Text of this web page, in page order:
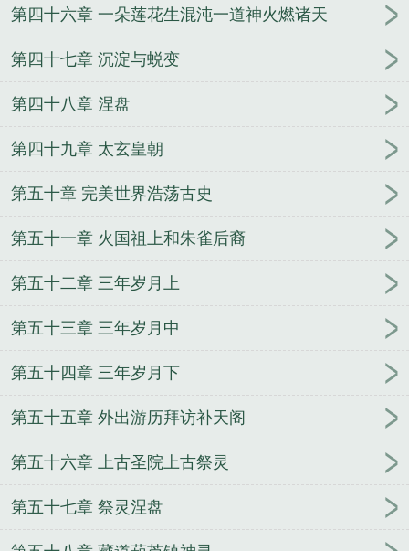
第四十六章 一朵莲花生混沌一道神火燃诸天
第四十七章 沉淀与蜕变
第四十八章 涅盘
第四十九章 太玄皇朝
第五十章 完美世界浩荡古史
第五十一章 火国祖上和朱雀后裔
第五十二章 三年岁月上
第五十三章 三年岁月中
第五十四章 三年岁月下
第五十五章 外出游历拜访补天阁
第五十六章 上古圣院上古祭灵
第五十七章 祭灵涅盘